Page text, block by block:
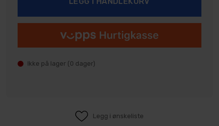
Ikke på lager (0 dager)
Legg i ønskeliste